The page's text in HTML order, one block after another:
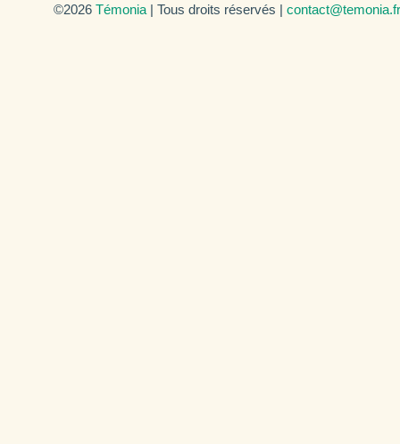
©2026 Témonia | Tous droits réservés | contact@temonia.fr